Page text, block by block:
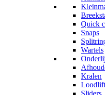
Quick
Snaps
Wartels
Kralen
Sliders